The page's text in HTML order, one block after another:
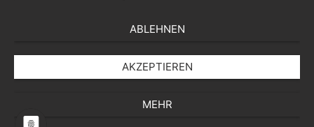
ABLEHNEN
AKZEPTIEREN
MEHR